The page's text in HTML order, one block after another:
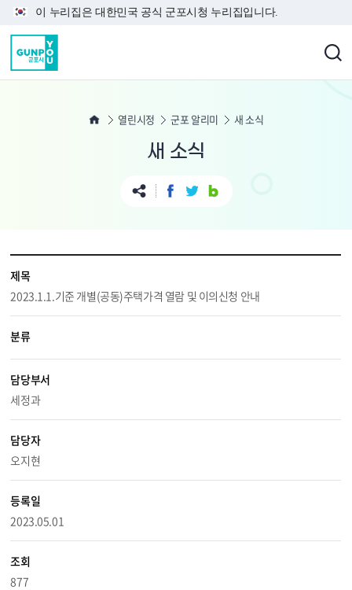
본문 바로가기
이 누리집은 대한민국 공식 군포시청 누리집입니다.
열린시정 군포 알리미 새 소식
새 소식
제목
2023.1.1.기준 개별(공동)주택가격 열람 및 이의신청 안내
분류
담당부서
세정과
담당자
오지현
등록일
2023.05.01
조회
877